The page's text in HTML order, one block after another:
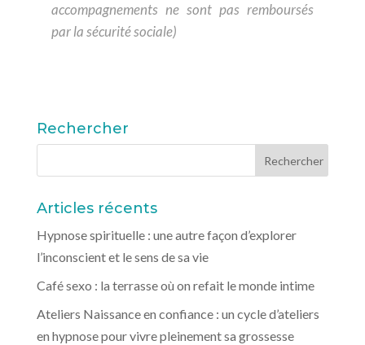
accompagnements ne sont pas remboursés
par la sécurité sociale)
Rechercher
Articles récents
Hypnose spirituelle : une autre façon d’explorer
l’inconscient et le sens de sa vie
Café sexo : la terrasse où on refait le monde intime
Ateliers Naissance en confiance : un cycle d’ateliers
en hypnose pour vivre pleinement sa grossesse